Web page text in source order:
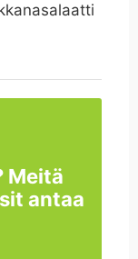
Meitä
antaa